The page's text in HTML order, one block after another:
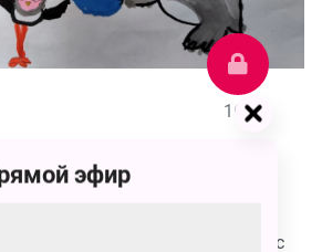
164
Морозова
кудрявая девочка Даша, вместе с
эфир